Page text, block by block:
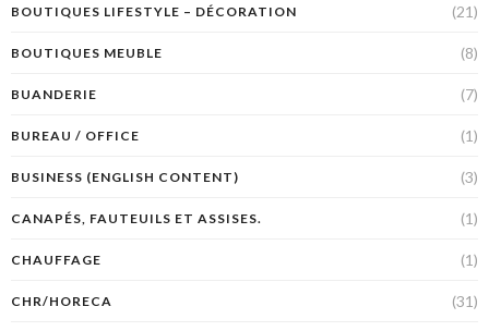
BOUTIQUES LIFESTYLE – DÉCORATION (21)
BOUTIQUES MEUBLE (8)
BUANDERIE (7)
BUREAU / OFFICE (1)
BUSINESS (ENGLISH CONTENT) (3)
CANAPÉS, FAUTEUILS ET ASSISES. (1)
CHAUFFAGE (1)
CHR/HORECA (31)